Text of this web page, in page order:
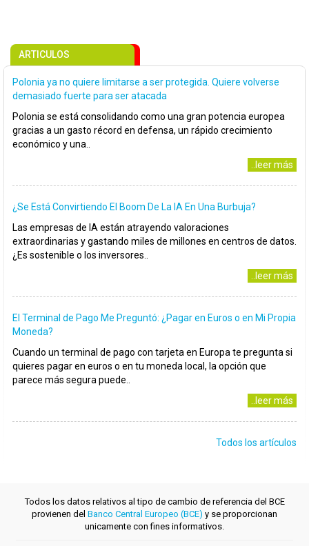
ARTICULOS
Polonia ya no quiere limitarse a ser protegida. Quiere volverse
demasiado fuerte para ser atacada
Polonia se está consolidando como una gran potencia europea
gracias a un gasto récord en defensa, un rápido crecimiento
económico y una..
..leer más
¿Se Está Convirtiendo El Boom De La IA En Una Burbuja?
Las empresas de IA están atrayendo valoraciones
extraordinarias y gastando miles de millones en centros de datos.
¿Es sostenible o los inversores..
..leer más
El Terminal de Pago Me Preguntó: ¿Pagar en Euros o en Mi Propia
Moneda?
Cuando un terminal de pago con tarjeta en Europa te pregunta si
quieres pagar en euros o en tu moneda local, la opción que
parece más segura puede..
..leer más
Todos los artículos
Todos los datos relativos al tipo de cambio de referencia del BCE
provienen del Banco Central Europeo (BCE) y se proporcionan
unicamente con fines informativos.